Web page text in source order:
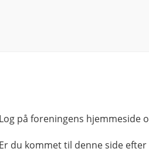
Log på foreningens hjemmeside
Er du kommet til denne side